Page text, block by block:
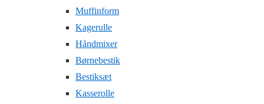
Muffinform
Kagerulle
Håndmixer
Børnebestik
Bestiksæt
Kasserolle